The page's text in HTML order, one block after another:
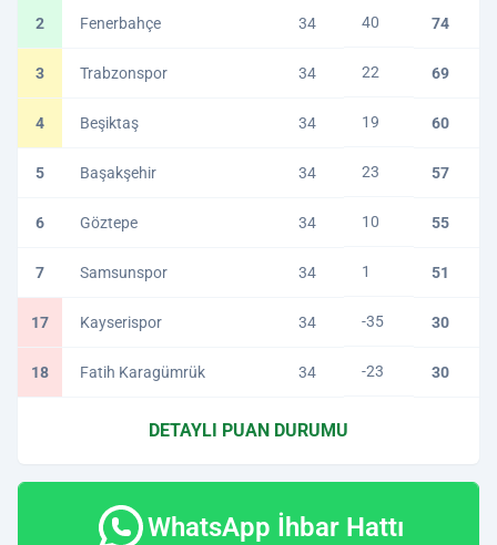
2 Fenerbahçe 34 40 74
3 Trabzonspor 34 22 69
4 Beşiktaş 34 19 60
5 Başakşehir 34 23 57
6 Göztepe 34 10 55
7 Samsunspor 34 1 51
17 Kayserispor 34 -35 30
18 Fatih Karagümrük 34 -23 30
DETAYLI PUAN DURUMU
WhatsApp İhbar Hattı